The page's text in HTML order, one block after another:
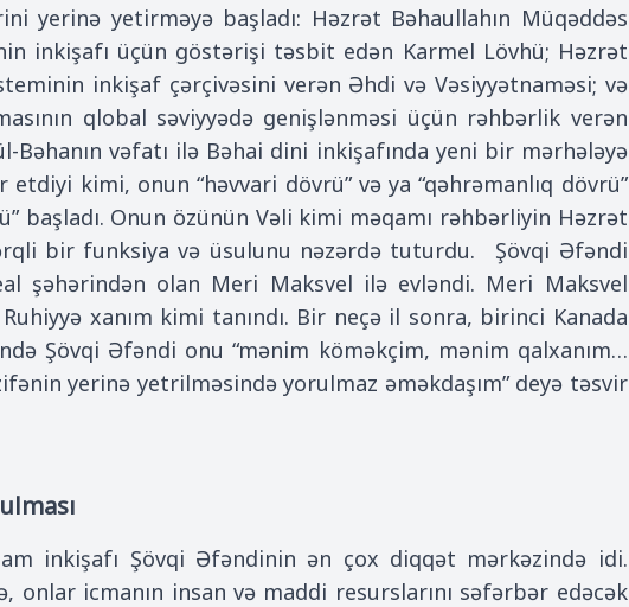
yerinə yetirməyə başladı: Həzrət Bəhaullahın Müqəddəs
inkişafı üçün göstərişi təsbit edən Karmel Lövhü; Həzrət
inkişaf çərçivəsini verən Əhdi və Vəsiyyətnaməsi; və
qlobal səviyyədə genişlənməsi üçün rəhbərlik verən
vəfatı ilə Bəhai dini inkişafında yeni bir mərhələyə
kimi, onun “həvvari dövrü” və ya “qəhrəmanlıq dövrü”
başladı. Onun özünün Vəli kimi məqamı rəhbərliyin Həzrət
bir funksiya və üsulunu nəzərdə tuturdu. Şövqi Əfəndi
şəhərindən olan Meri Maksvel ilə evləndi. Meri Maksvel
xanım kimi tanındı. Bir neçə il sonra, birinci Kanada
Şövqi Əfəndi onu “mənim köməkçim, mənim qalxanım…
yerinə yetrilməsində yorulmaz əməkdaşım” deyə təsvir
inkişafı Şövqi Əfəndinin ən çox diqqət mərkəzində idi.
onlar icmanın insan və maddi resurslarını səfərbər edəcək